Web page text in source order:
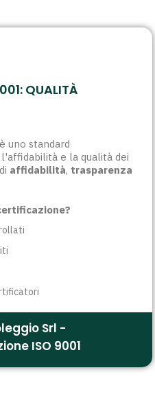
QUALITÀ
è uno standard
e la qualità dei
affidabilità, trasparenza
Srl -
ISO 9001